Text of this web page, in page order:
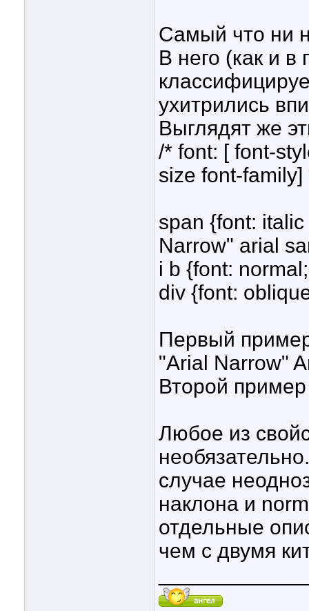
Самый что ни
В него (как и в
ухитрились
Выглядят же
/* font: [ font-
size font-family]
span {font:
Narrow" arial
i b {font:
div {font:
Первый
"Arial Narrow"
Второй пример
Любое из
случае
наклона и
отдельные
чем с двумя